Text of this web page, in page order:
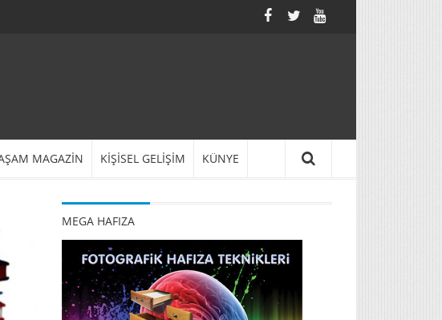
MAGAZİN KİŞİSEL GELİŞİM KÜNYE
MEGA HAFIZA